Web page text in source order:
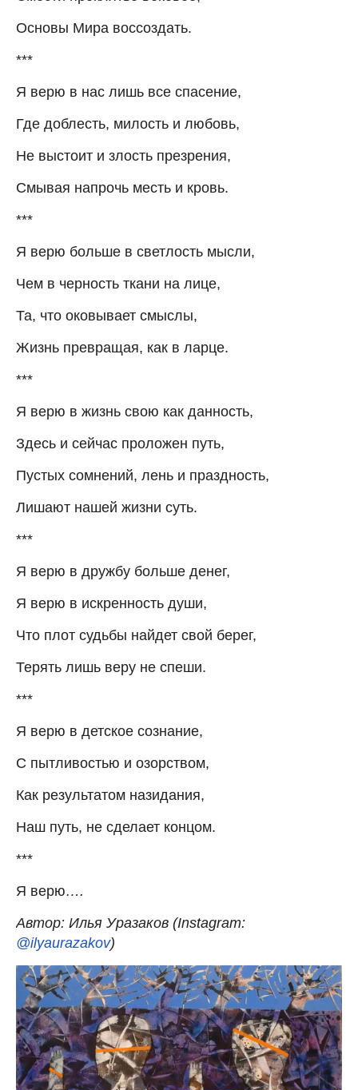
Основы Мира воссоздать.
***
Я верю в нас лишь все спасение,
Где доблесть, милость и любовь,
Не выстоит и злость презрения,
Смывая напрочь месть и кровь.
***
Я верю больше в светлость мысли,
Чем в черность ткани на лице,
Та, что оковывает смыслы,
Жизнь превращая, как в ларце.
***
Я верю в жизнь свою как данность,
Здесь и сейчас проложен путь,
Пустых сомнений, лень и праздность,
Лишают нашей жизни суть.
***
Я верю в дружбу больше денег,
Я верю в искренность души,
Что плот судьбы найдет свой берег,
Терять лишь веру не спеши.
***
Я верю в детское сознание,
С пытливостью и озорством,
Как результатом назидания,
Наш путь, не сделает концом.
***
Я верю….
Автор: Илья Уразаков (Instagram:
@ilyaurazakov)